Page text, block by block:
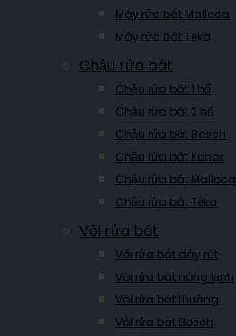
Máy rửa bát Malloca
Máy rửa bát Teka
Chậu rửa bát
Chậu rửa bát 1 hố
Chậu rửa bát 2 hố
Chậu rửa bát Bosch
Chậu rửa bát Konox
Chậu rửa bát Malloca
Chậu rửa bát Teka
Vòi rửa bát
Vòi rửa bát dây rút
Vòi rửa bát nóng lạnh
Vòi rửa bát thường
Vòi rửa bát Bosch